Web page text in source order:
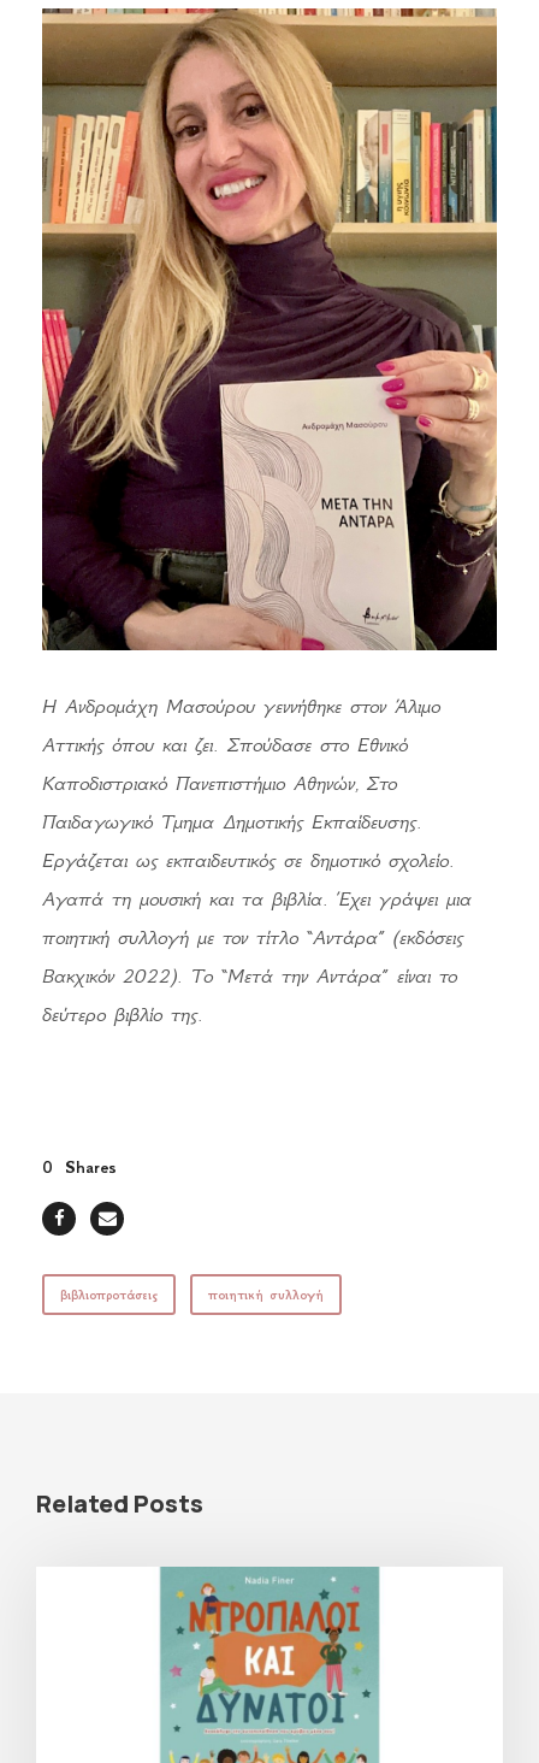
Η Ανδρομάχη Μασούρου γεννήθηκε στον Άλιμο
Αττικής όπου και ζει. Σπούδασε στο Εθνικό
Καποδιστριακό Πανεπιστήμιο Αθηνών, Στο
Παιδαγωγικό Τμημα Δημοτικής Εκπαίδευσης.
Εργάζεται ως εκπαιδευτικός σε δημοτικό σχολείο.
Αγαπά τη μουσική και τα βιβλία. Έχει γράψει μια
ποιητική συλλογή με τον τίτλο “Αντάρα” (εκδόσεις
Βακχικόν 2022). Το “Μετά την Αντάρα” είναι το
δεύτερο βιβλίο της.
0 Shares
βιβλιοπροτάσεις ποιητική συλλογή
Related Posts